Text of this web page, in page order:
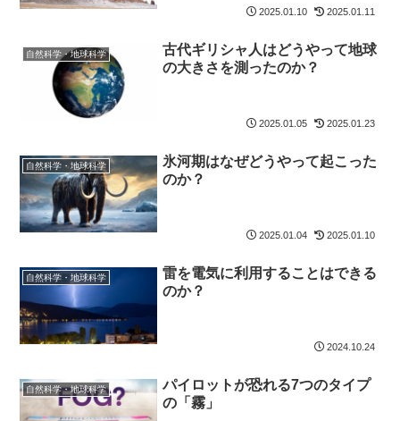
2025.01.10 2025.01.11
自然科学・地球科学
古代ギリシャ人はどうやって地球
の大きさを測ったのか？
2025.01.05 2025.01.23
自然科学・地球科学
氷河期はなぜどうやって起こった
のか？
2025.01.04 2025.01.10
自然科学・地球科学
雷を電気に利用することはできる
のか？
2024.10.24
自然科学・地球科学
パイロットが恐れる7つのタイプ
の「霧」